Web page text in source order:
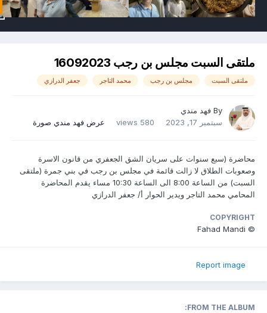
ملتقى السبت مجلس بن رجب 16092023
ملتقى السبت مجلس بن رجب محمد التاجر جعفر الدرازي
By فهد مندي
سبتمبر 17, 2023
580 views عرض فهد مندي صورة
محاضرة (سبع سنوات على سريان الشق الجعفري من قانون الاسرة
وصعوبات الطلاق لا زالت قائمة في مجلس بن رجب في بني جمرة (ملتقى
السبت) من الساعة 8:00 الى الساعة 10:30 مساء يقدم المحاضرة
المحامي محمد التاجر ويدير الحوار أ/ جعفر الدرازي
COPYRIGHT
© Fahad Mandi
Report image
FROM THE ALBUM: